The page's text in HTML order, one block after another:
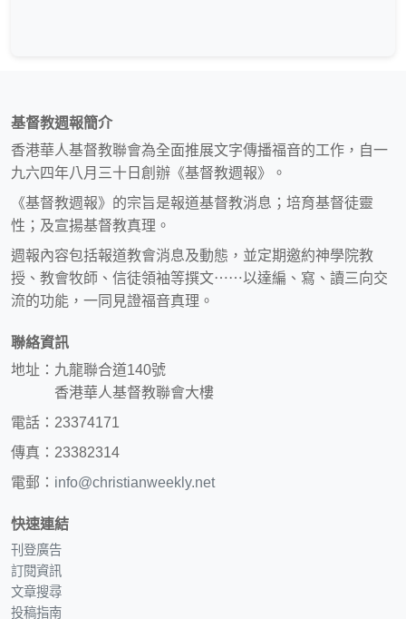
基督教週報簡介
香港華人基督教聯會為全面推展文字傳播福音的工作，自一
九六四年八月三十日創辦《基督教週報》。
《基督教週報》的宗旨是報道基督教消息；培育基督徒靈
性；及宣揚基督教真理。
週報內容包括報道教會消息及動態，並定期邀約神學院教
授、教會牧師、信徒領袖等撰文⋯⋯以達編、寫、讀三向交
流的功能，一同見證福音真理。
聯絡資訊
地址：九龍聯合道140號
香港華人基督教聯會大樓
電話：23374171
傳真：23382314
電郵： info@christianweekly.net
快速連結
刊登廣告
訂閱資訊
文章搜尋
投稿指南